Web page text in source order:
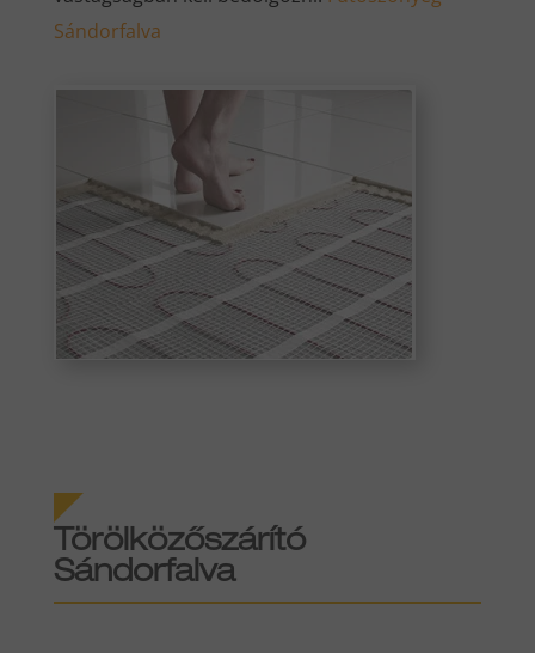
Sándorfalva
Törölközőszárító
Sándorfalva